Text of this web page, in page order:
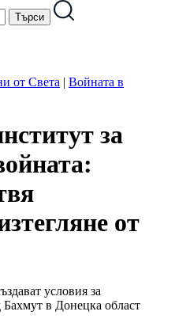
от Света | Войната в
за
от
условия за
Бахмут в Донецка област